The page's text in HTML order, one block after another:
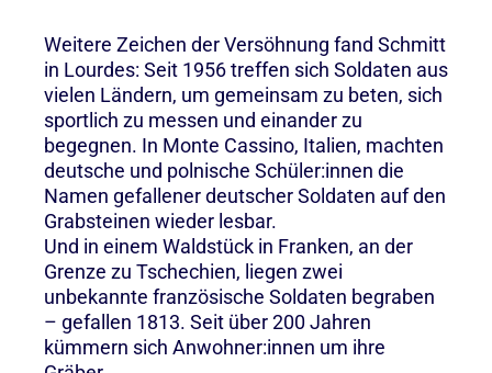
Weitere Zeichen der Versöhnung fand Schmitt
in Lourdes: Seit 1956 treffen sich Soldaten aus
vielen Ländern, um gemeinsam zu beten, sich
sportlich zu messen und einander zu
begegnen. In Monte Cassino, Italien, machten
deutsche und polnische Schüler:innen die
Namen gefallener deutscher Soldaten auf den
Grabsteinen wieder lesbar.
Und in einem Waldstück in Franken, an der
Grenze zu Tschechien, liegen zwei
unbekannte französische Soldaten begraben
– gefallen 1813. Seit über 200 Jahren
kümmern sich Anwohner:innen um ihre